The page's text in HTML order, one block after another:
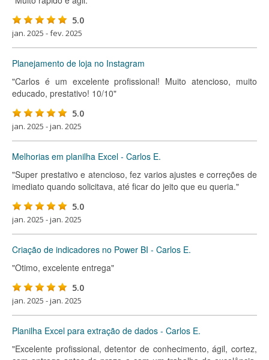
5.0
jan. 2025 - fev. 2025
Planejamento de loja no Instagram
"Carlos é um excelente profissional! Muito atencioso, muito
educado, prestativo! 10/10"
5.0
jan. 2025 - jan. 2025
Melhorias em planilha Excel - Carlos E.
"Super prestativo e atencioso, fez varios ajustes e correções de
imediato quando solicitava, até ficar do jeito que eu queria."
5.0
jan. 2025 - jan. 2025
Criação de indicadores no Power BI - Carlos E.
"Otimo, excelente entrega"
5.0
jan. 2025 - jan. 2025
Planilha Excel para extração de dados - Carlos E.
"Excelente profissional, detentor de conhecimento, ágil, cortez,